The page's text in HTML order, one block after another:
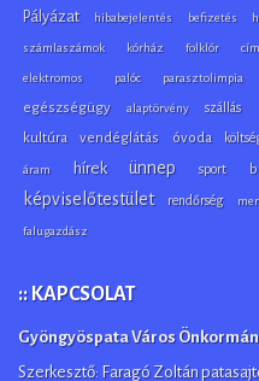
Pályázat hibabejelentés befizetés
számlaszámok kórház folklór
elektromos palóc parasztolimpia
egészségügy alaptörvény szállás
kultúra vendéglátás óvoda
áram hírek ünnep sport
képviselőtestület rendőrség
falugazdász
:: KAPCSOLAT
Gyöngyöspata Város
Szerkesztő: Faragó Zoltán